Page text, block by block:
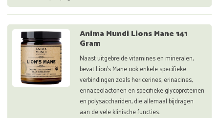
Anima Mundi Lions Mane 141
Gram
Naast uitgebreide vitamines en mineralen,
bevat Lion's Mane ook enkele specifieke
verbindingen zoals hericerines, erinacines,
erinaceolactonen en specifieke glycoproteïnen
en polysacchariden, die allemaal bijdragen
aan de vele klinische functies.